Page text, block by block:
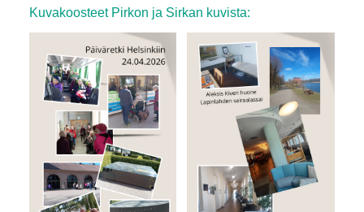
Kuvakoosteet Pirkon ja Sirkan kuvista: